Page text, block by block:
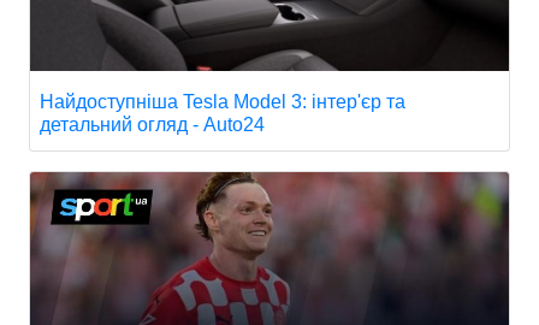
Найдоступніша Tesla Model 3: інтер'єр та
детальний огляд - Auto24